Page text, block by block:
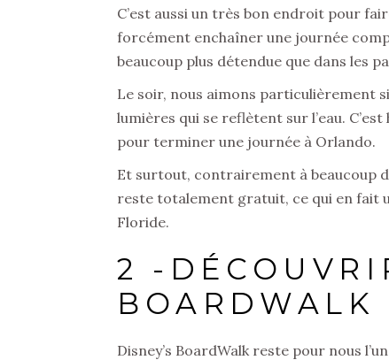
C’est aussi un très bon endroit pour
forcément enchaîner une journée
beaucoup plus détendue que dans les
Le soir, nous aimons particulièrement
lumières qui se reflètent sur l’eau.
pour terminer une journée à Orlando.
Et surtout, contrairement à beaucoup
reste totalement gratuit, ce qui en fait
Floride.
2 -
BOARDWALK
Disney’s BoardWalk reste pour nous